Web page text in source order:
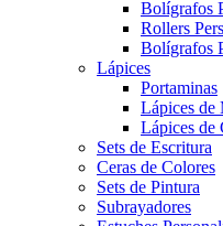
Bolígrafos
Rollers
Bolígrafos
Lápices
Portaminas
Lápices de
Lápices de
Sets de Escritura
Ceras de Colores
Sets de Pintura
Subrayadores